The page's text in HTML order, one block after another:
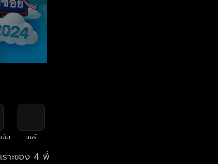
ฉัน แชร์
าะของ 4 พี่